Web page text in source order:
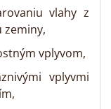
vlahy z
zeminy,
vplyvom,
vplyvmi